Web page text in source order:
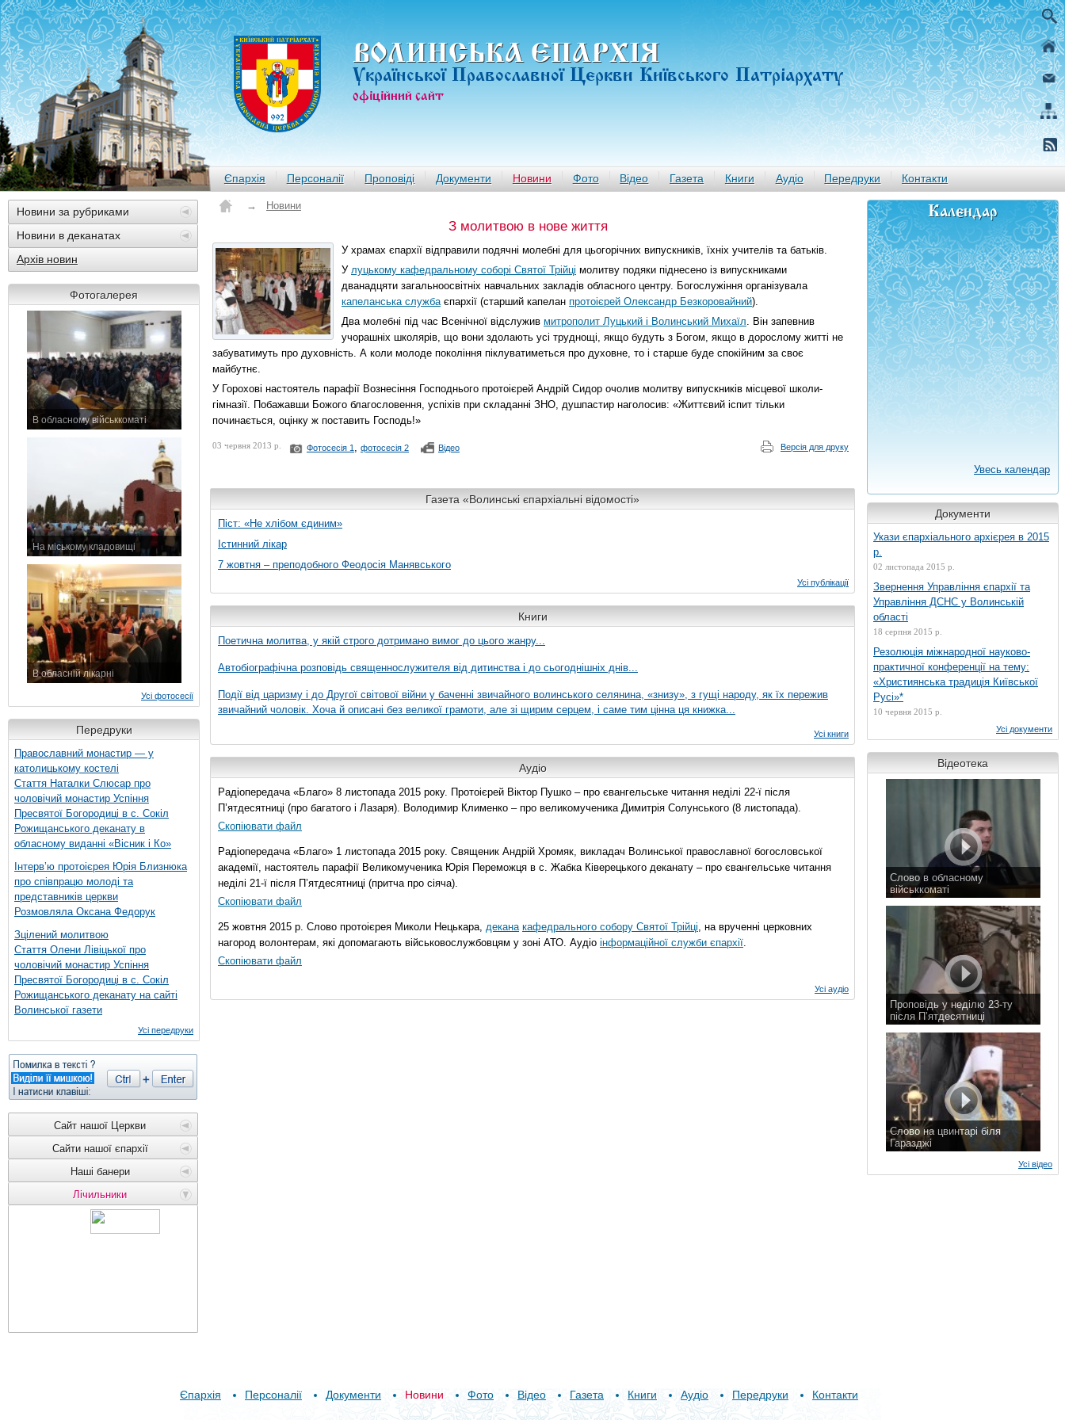
ВОЛИНСЬКА ЄПАРХIЯ
Української Православної Церкви Київського Патріархату
офiцiйний сайт
Єпархія Персоналії Проповіді Документи Новини Фото Відео Газета Книги Аудіо Передруки Контакти
Новини за рубриками
Новини в деканатах
Архів новин
Фотогалерея
В обласному військкоматі
На міському кладовищі
В обласній лікарні
Усі фотосесії
Передруки
Православний монастир — у
католицькому костелі
Стаття Наталки Слюсар про
чоловічий монастир Успіння
Пресвятої Богородиці в с. Сокіл
Рожищанського деканату в
обласному виданні «Вісник і Ко»
Інтерв’ю протоієрея Юрія Близнюка
про співпрацю молоді та
представників церкви
Розмовляла Оксана Федорук
Зцілений молитвою
Стаття Олени Лівіцької про
чоловічий монастир Успіння
Пресвятої Богородиці в с. Сокіл
Рожищанського деканату на сайті
Волинської газети
Усі передруки
Сайт нашої Церкви
Сайти нашої єпархії
Наші банери
Лічильники
→ Новини
З молитвою в нове життя
У храмах єпархії відправили подячні молебні для цьогорічних випускників, їхніх учителів та батьків.
У луцькому кафедральному соборі Святої Трійці молитву подяки піднесено із випускниками
дванадцяти загальноосвітніх навчальних закладів обласного центру. Богослужіння організувала
капеланська службаєпархії (старший капелан протоієрей Олександр Безкоровайний).
Два молебні під час Всенічної відслужив митрополит Луцький і Волинський Михаїл. Він запевнив
учорашніх школярів, що вони здолають усі труднощі, якщо будуть з Богом, якщо в дорослому житті не
забуватимуть про духовність. А коли молоде покоління піклуватиметься про духовне, то і старше буде спокійним за своє
майбутнє.
У Горохові настоятель парафії Вознесіння Господнього протоієрей Андрій Сидор очолив молитву випускників місцевої школи-
гімназії. Побажавши Божого благословення, успіхів при складанні ЗНО, душпастир наголосив: «Життєвий іспит тільки
починається, оцінку ж поставить Господь!»
03 червня 2013 р. Фотосесія 1 , фотосесія 2 Відео Версія для друку
Газета «Волинські єпархіальні відомості»
Піст: «Не хлібом єдиним»
Істинний лікар
7 жовтня – преподобного Феодосія Манявського
Усі публікації
Книги
Поетична молитва, у якій строго дотримано вимог до цього жанру...
Автобіографічна розповідь священнослужителя від дитинства і до сьогоднішніх днів...
Події від царизму і до Другої світової війни у баченні звичайного волинського селянина, «знизу», з гущі народу, як їх пережив
звичайний чоловік. Хоча й описані без великої грамоти, але зі щирим серцем, і саме тим цінна ця книжка...
Усі книги
Аудіо
Радіопередача «Благо» 8 листопада 2015 року. Протоієрей Віктор Пушко – про євангельське читання неділі 22-ї після
П’ятдесятниці (про багатого і Лазаря). Володимир Клименко – про великомученика Димитрія Солунського (8 листопада).
Скопіювати файл
Радіопередача «Благо» 1 листопада 2015 року. Священик Андрій Хромяк, викладач Волинської православної богословської
академії, настоятель парафії Великомученика Юрія Переможця в с. Жабка Ківерецького деканату – про євангельське читання
неділі 21-ї після П’ятдесятниці (притча про сіяча).
Скопіювати файл
25 жовтня 2015 р. Слово протоієрея Миколи Нецькара, декана кафедрального собору Святої Трійці, на врученні церковних
нагород волонтерам, які допомагають військовослужбовцям у зоні АТО. Аудіо інформаційної служби єпархії.
Скопіювати файл
Усі аудіо
Календар
Увесь календар
Документи
Укази єпархіального архієрея в 2015
р.
02 листопада 2015 р.
Звернення Управління єпархії та
Управління ДСНС у Волинській
області
18 серпня 2015 р.
Резолюція міжнародної науково-
практичної конференції на тему:
«Християнська традиція Київської
Русі»*
10 червня 2015 р.
Усі документи
Відеотека
Слово в обласному
військкоматі
Проповідь у неділю 23-ту
після П’ятдесятниці
Слово на цвинтарі біля
Гаразджі
Усі відео
Єпархія Персоналії Документи Новини Фото Відео Газета Книги Аудіо Передруки Контакти